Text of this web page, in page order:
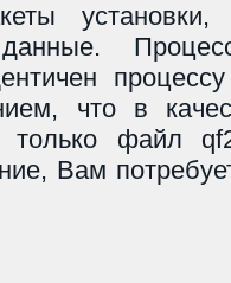
установки,
что в
только файл
Вам